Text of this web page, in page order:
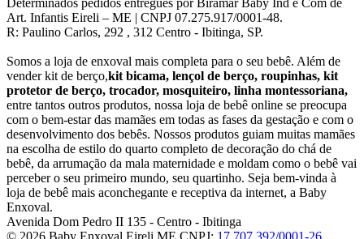
Art. Infantis Eireli – ME | CNPJ 07.275.917/0001-48.
R: Paulino Carlos, 292 , 312 Centro - Ibitinga, SP.
Somos a loja de enxoval mais completa para o seu bebê. Além de
vender kit de berço,kit bicama, lençol de berço, roupinhas, kit
protetor de berço, trocador, mosquiteiro, linha montessoriana,
entre tantos outros produtos, nossa loja de bebê online se preocupa
com o bem-estar das mamães em todas as fases da gestação e com o
desenvolvimento dos bebês. Nossos produtos guiam muitas mamães
na escolha de estilo do quarto completo de decoração do chá de
bebê, da arrumação da mala maternidade e moldam como o bebê vai
perceber o seu primeiro mundo, seu quartinho. Seja bem-vinda à
loja de bebê mais aconchegante e receptiva da internet, a Baby
Enxoval.
Avenida Dom Pedro II 135 - Centro - Ibitinga
© 2026 Baby Enxoval Eireli ME CNPJ: 17.707.392/0001-26